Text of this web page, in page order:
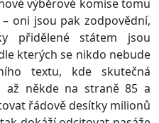
výběrové komise tomu
oni jsou pak zodpovědní,
přidělené státem jsou
kterých se nikdo nebude
textu, kde skutečná
až někde na straně 85 a
řádově desítky milionů